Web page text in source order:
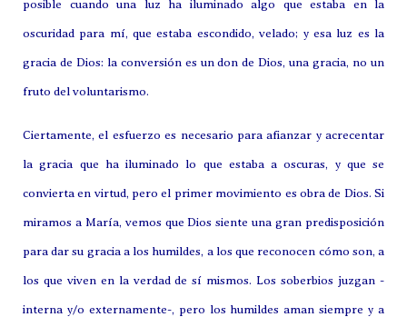
posible cuando una luz ha iluminado algo que estaba en la
oscuridad para mí, que estaba escondido, velado; y esa luz es la
gracia de Dios: la conversión es un don de Dios, una gracia, no un
fruto del voluntarismo.
Ciertamente, el esfuerzo es necesario para afianzar y acrecentar
la gracia que ha iluminado lo que estaba a oscuras, y que se
convierta en virtud, pero el primer movimiento es obra de Dios. Si
miramos a María, vemos que Dios siente una gran predisposición
para dar su gracia a los humildes, a los que reconocen cómo son, a
los que viven en la verdad de sí mismos. Los soberbios juzgan -
interna y/o externamente-, pero los humildes aman siempre y a